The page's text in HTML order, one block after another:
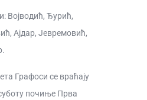
Војводић, Ђурић,
Ајдар, Јевремовић,
Графоси се враћају
почиње Прва